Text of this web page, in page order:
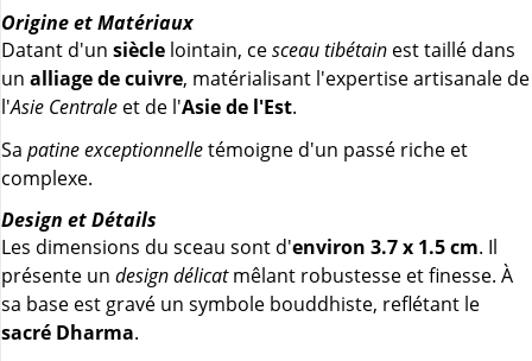
Origine et Matériaux
Datant d'un siècle lointain, cesceau tibétain est taillé dans
un alliage de cuivre, matérialisant l'expertise artisanale de
l'Asie Centrale et de l'Asie de l'Est.
Sa patine exceptionnelletémoigne d'un passé riche et
complexe.
Design et Détails
Les dimensions du sceau sont d'environ 3.7 x 1.5 cm. Il
présente un design délicatmêlant robustesse et finesse. À
sa base est gravé un symbole bouddhiste, reflétant le
sacré Dharma.